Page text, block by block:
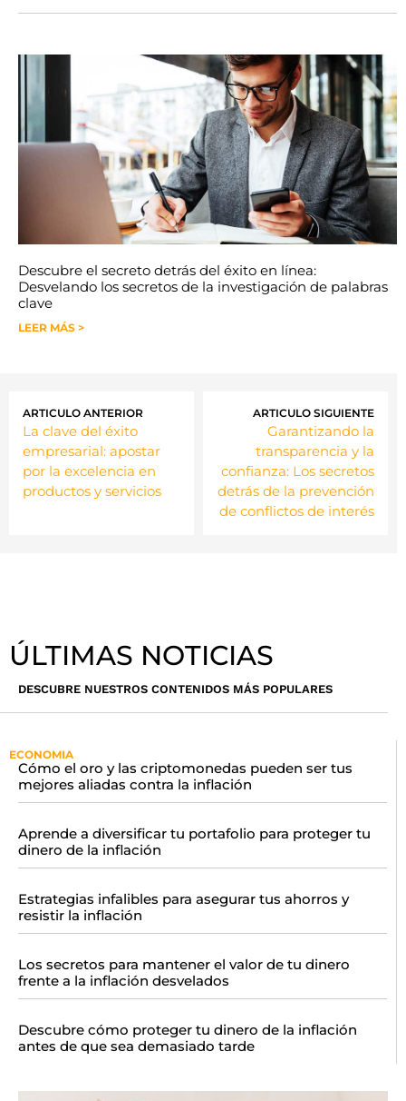
Descubre el secreto detrás del éxito en línea:
Desvelando los secretos de la investigación de palabras
clave
LEER MÁS >
ARTICULO ANTERIOR
La clave del éxito
empresarial: apostar
por la excelencia en
productos y servicios
ARTICULO SIGUIENTE
Garantizando la
transparencia y la
confianza: Los secretos
detrás de la prevención
de conflictos de interés
ÚLTIMAS NOTICIAS
DESCUBRE NUESTROS CONTENIDOS MÁS POPULARES
ECONOMIA
Cómo el oro y las criptomonedas pueden ser tus
mejores aliadas contra la inflación
Aprende a diversificar tu portafolio para proteger tu
dinero de la inflación
Estrategias infalibles para asegurar tus ahorros y
resistir la inflación
Los secretos para mantener el valor de tu dinero
frente a la inflación desvelados
Descubre cómo proteger tu dinero de la inflación
antes de que sea demasiado tarde